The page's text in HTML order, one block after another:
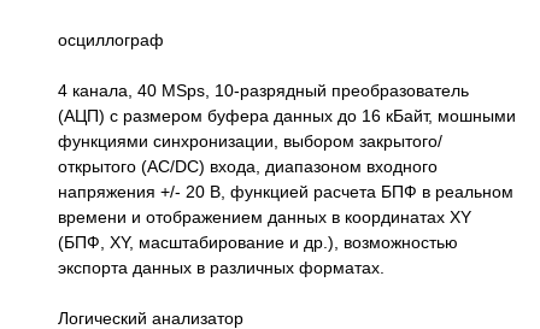
осциллограф
4 канала, 40 MSps, 10-разрядный преобразователь
(АЦП) с размером буфера данных до 16 кБайт, мошными
функциями синхронизации, выбором закрытого/
открытого (AC/DC) входа, диапазоном входного
напряжения +/- 20 В, функцией расчета БПФ в реальном
времени и отображением данных в координатах XY
(БПФ, XY, масштабирование и др.), возможностью
экспорта данных в различных форматах.
Логический анализатор